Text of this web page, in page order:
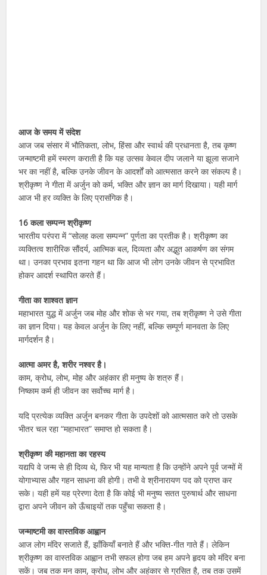
आज के समय में संदेश
आज जब संसार में भौतिकता, लोभ, हिंसा और स्वार्थ की प्रधानता है, तब कृष्ण
जन्माष्टमी हमें स्मरण कराती है कि यह उत्सव केवल दीप जलाने या झूला सजाने
भर का नहीं है, बल्कि उनके जीवन के आदर्शों को आत्मसात करने का संकल्प है।
श्रीकृष्ण ने गीता में अर्जुन को कर्म, भक्ति और ज्ञान का मार्ग दिखाया। यही मार्ग
आज भी हर व्यक्ति के लिए प्रासंगिक है।
16 कला सम्पन्न श्रीकृष्ण
भारतीय परंपरा में “सोलह कला सम्पन्न” पूर्णता का प्रतीक है। श्रीकृष्ण का
व्यक्तित्व शारीरिक सौंदर्य, आत्मिक बल, दिव्यता और अद्भुत आकर्षण का संगम
था। उनका प्रभाव इतना गहन था कि आज भी लोग उनके जीवन से प्रभावित
होकर आदर्श स्थापित करते हैं।
गीता का शाश्वत ज्ञान
महाभारत युद्ध में अर्जुन जब मोह और शोक से भर गया, तब श्रीकृष्ण ने उसे गीता
का ज्ञान दिया। यह केवल अर्जुन के लिए नहीं, बल्कि सम्पूर्ण मानवता के लिए
मार्गदर्शन है।
आत्मा अमर है, शरीर नश्वर है।
काम, क्रोध, लोभ, मोह और अहंकार ही मनुष्य के शत्रु हैं।
निष्काम कर्म ही जीवन का सर्वोच्च मार्ग है।
यदि प्रत्येक व्यक्ति अर्जुन बनकर गीता के उपदेशों को आत्मसात करे तो उसके
भीतर चल रहा “महाभारत” समाप्त हो सकता है।
श्रीकृष्ण की महानता का रहस्य
यद्यपि वे जन्म से ही दिव्य थे, फिर भी यह मान्यता है कि उन्होंने अपने पूर्व जन्मों में
योगाभ्यास और गहन साधना की होगी। तभी वे श्रीनारायण पद को प्राप्त कर
सके। यही हमें यह प्रेरणा देता है कि कोई भी मनुष्य सतत पुरुषार्थ और साधना
द्वारा अपने जीवन को ऊँचाइयों तक पहुँचा सकता है।
जन्माष्टमी का वास्तविक आह्वान
आज लोग मंदिर सजाते हैं, झाँकियाँ बनाते हैं और भक्ति-गीत गाते हैं। लेकिन
श्रीकृष्ण का वास्तविक आह्वान तभी सफल होगा जब हम अपने हृदय को मंदिर बना
सकें। जब तक मन काम, क्रोध, लोभ और अहंकार से ग्रसित है, तब तक उसमें